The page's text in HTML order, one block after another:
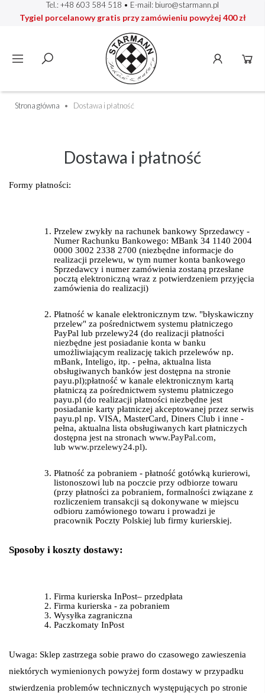
Tel.: +48 603 584 518 • E-mail: biuro@starmann.pl
Tygiel porcelanowy gratis przy zamówieniu powyżej 400 zł
Strona główna Dostawa i płatność
Dostawa i płatność
Formy płatności:
Przelew zwykły na rachunek bankowy Sprzedawcy -
Numer Rachunku Bankowego: MBank 34 1140 2004
0000 3002 2338 2700 (niezbędne informacje do
realizacji przelewu, w tym numer konta bankowego
Sprzedawcy i numer zamówienia zostaną przesłane
pocztą elektroniczną wraz z potwierdzeniem przyjęcia
zamówienia do realizacji)
Płatność w kanale elektronicznym tzw. "błyskawiczny
przelew" za pośrednictwem systemu płatniczego
PayPal lub przelewy24 (do realizacji płatności
niezbędne jest posiadanie konta w banku
umożliwiającym realizację takich przelewów np.
mBank, Inteligo, itp. - pełna, aktualna lista
obsługiwanych banków jest dostępna na stronie
payu.pl);płatność w kanale elektronicznym kartą
płatniczą za pośrednictwem systemu płatniczego
payu.pl (do realizacji płatności niezbędne jest
posiadanie karty płatniczej akceptowanej przez serwis
payu.pl np. VISA, MasterCard, Diners Club i inne -
pełna, aktualna lista obsługiwanych kart płatniczych
dostępna jest na stronach www.PayPal.com,
lub www.przelewy24.pl).
Płatność za pobraniem - płatność gotówką kurierowi,
listonoszowi lub na poczcie przy odbiorze towaru
(przy płatności za pobraniem, formalności związane z
rozliczeniem transakcji są dokonywane w miejscu
odbioru zamówionego towaru i prowadzi je
pracownik Poczty Polskiej lub firmy kurierskiej.
Sposoby i koszty dostawy:
Firma kurierska InPost– przedpłata
Firma kurierska - za pobraniem
Wysyłka zagraniczna
Paczkomaty InPost
Uwaga: Sklep zastrzega sobie prawo do czasowego zawieszenia
niektórych wymienionych powyżej form dostawy w przypadku
stwierdzenia problemów technicznych występujących po stronie